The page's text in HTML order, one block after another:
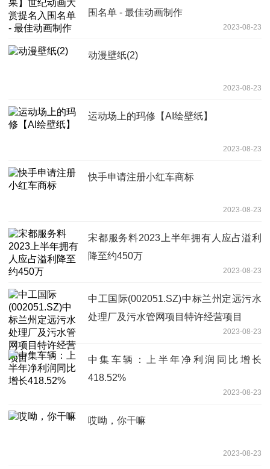
围名单 - 最佳动画制作
2023-08-23
动漫壁纸(2)
2023-08-23
运动场上的玛修【AI绘壁纸】
2023-08-23
快手申请注册小红车商标
2023-08-23
宋都服务料2023上半年拥有人应占溢利
降至约450万
2023-08-23
中工国际(002051.SZ)中标兰州定远污水
处理厂及污水管网项目特许经营项目
2023-08-23
中集车辆：上半年净利润同比增长
418.52%
2023-08-23
哎呦，你干嘛
2023-08-23